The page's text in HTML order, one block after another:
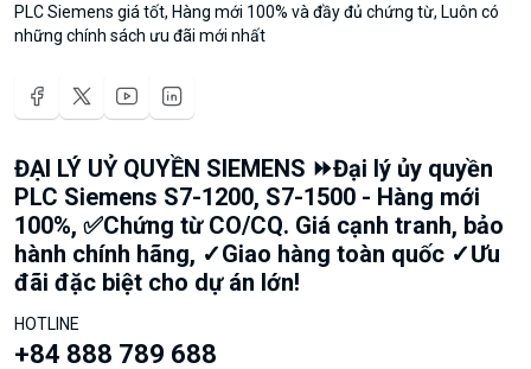
PLC Siemens giá tốt, Hàng mới 100% và đầy đủ chứng từ, Luôn có
những chính sách ưu đãi mới nhất
ĐẠI LÝ UỶ QUYỀN SIEMENS ⏩Đại lý ủy quyền
PLC Siemens S7-1200, S7-1500 - Hàng mới
100%, ✅Chứng từ CO/CQ. Giá cạnh tranh, bảo
hành chính hãng, ✓Giao hàng toàn quốc ✓Ưu
đãi đặc biệt cho dự án lớn!
HOTLINE
+84 888 789 688